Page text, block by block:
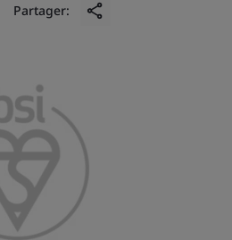
Partager: